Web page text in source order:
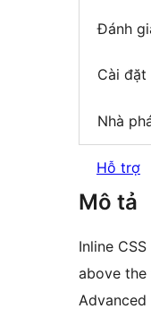
Đánh
Cài đặt
Nhà
Hỗ trợ
Mô tả
Inline
above
Advanced